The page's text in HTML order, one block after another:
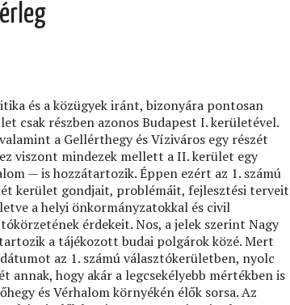
és a közügyek iránt, bizonyára pontosan
csak részben azonos Budapest I. kerületével.
a Gellérthegy és Víziváros egy részét
viszont mindezek mellett a II. kerület egy
— is hozzátartozik. Éppen ezért az 1. számú
kerület gondjait, problémáit, fejlesztési terveit
a helyi önkormányzatokkal és civil
érdekeit. Nos, a jelek szerint Nagy
a tájékozott budai polgárok közé. Mert
az 1. számú választókerületben, nyolc
annak, hogy akár a legcsekélyebb mértékben is
és Vérhalom környékén élők sorsa. Az